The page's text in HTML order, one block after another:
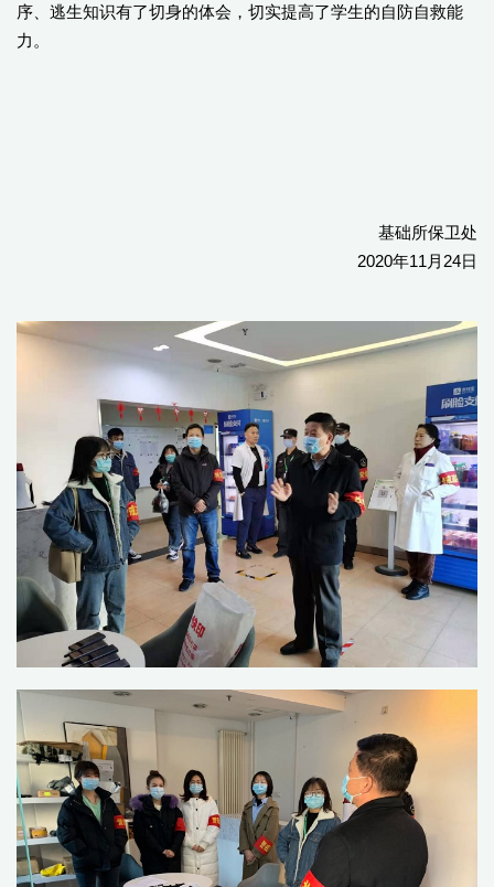
序、逃生知识有了切身的体会，切实提高了学生的自防自救能
力。
基础所保卫处
2020年11月24日